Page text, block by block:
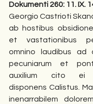
Dokumenti 260: 11. IX.
Georgio Castrioti
ab hostibus
et vastationibus
omnino laudibus ad
pecuniarum et
auxilium cito ei
disponens Calistus.
inenarrabilem